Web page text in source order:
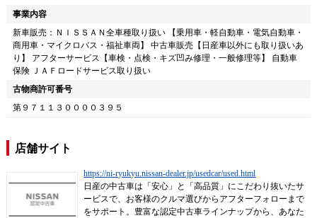
事業内容
新車販売：ＮＩＳＳＡＮ全車種取り扱い 【乗用車・軽自動車・電気自動車・
商用車・マイクロバス・福祉車両】 中古車販売【日産車以外にも取り扱いあ
り】 アフターサービス【車検・点検・キズ凹み修理・一般修理等】 自動車
保険 ＪＡＦロードサービス取り扱い
古物商許可番号
第９７１１３００００３９５
店舗サイト
https://ni-ryukyu.nissan-dealer.jp/usedcar/used.html
日産の中古車は「安心」と「高品質」にこだわり抜いたサ
ービスで、お客様のクルマ選びからアフターフォローまで
をサポート。豊富な認定中古車ラインナップから、あなた